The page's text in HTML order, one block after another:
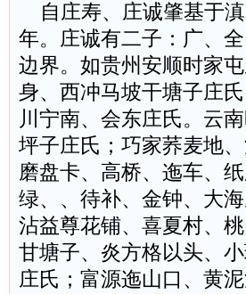
自庄寿、庄诚肇基于
年。庄诚有二子：广、
边界。如贵州安顺时家
身、西冲马坡干塘子庄
川宁南、会东庄氏。云
坪子庄氏；巧家荞麦地
磨盘卡、高桥、迤车、
绿、、待补、金钟、大
沾益尊花铺、喜夏村、
甘塘子、炎方格以头、
庄氏；富源迤山口、黄